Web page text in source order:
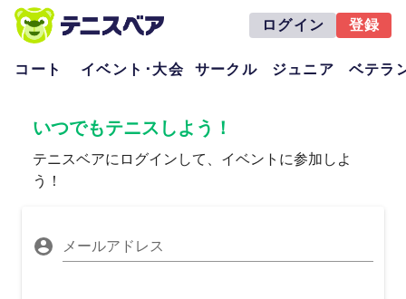
ログイン 登録
コート イベント･大会 サークル ジュニア ベテラ
いつでもテニスしよう！
テニスベアにログインして、イベントに参加しよ
う！
メールアドレス